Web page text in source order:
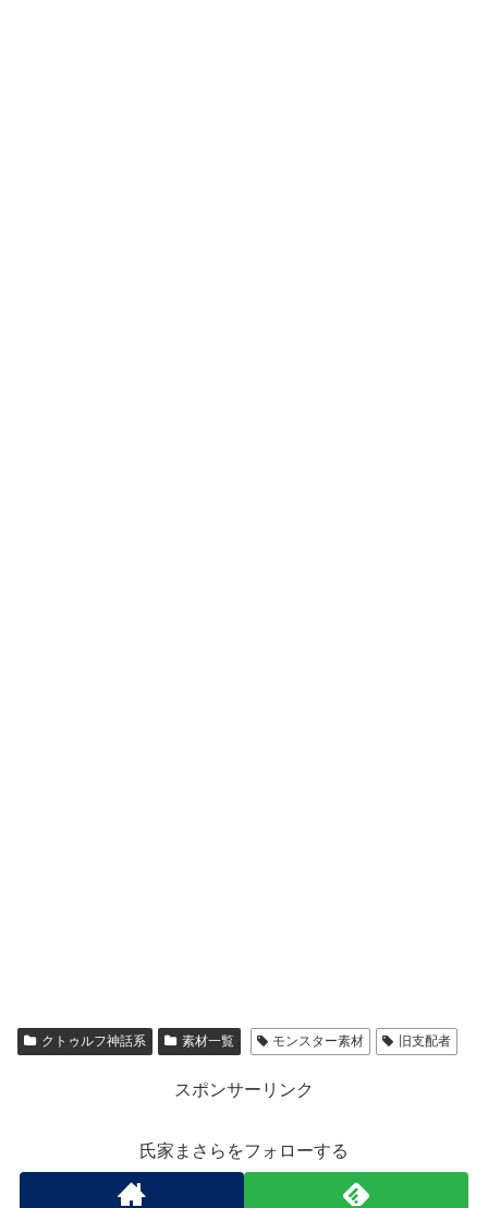
クトゥルフ神話系 素材一覧 モンスター素材 旧支配者
スポンサーリンク
氏家まさらをフォローする